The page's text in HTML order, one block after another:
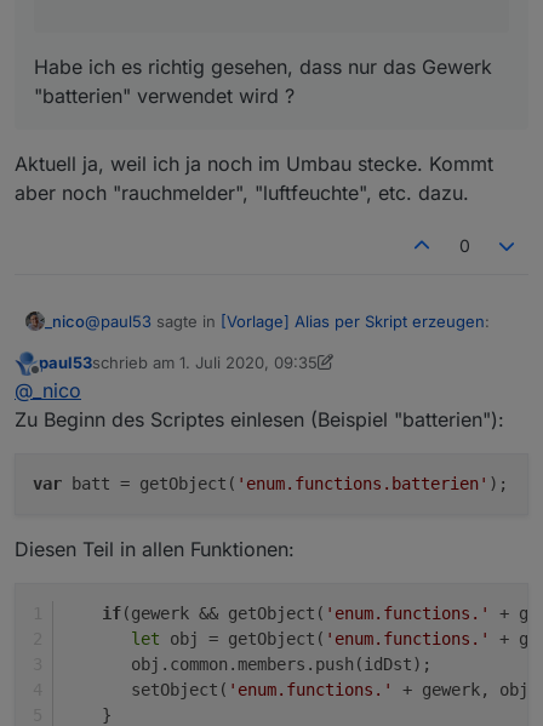
Habe ich es richtig gesehen, dass nur das Gewerk
"batterien" verwendet wird ?
Aktuell ja, weil ich ja noch im Umbau stecke. Kommt
aber noch "rauchmelder", "luftfeuchte", etc. dazu.
0
_nico@paul53 sagte in [Vorlage] Alias per Skript erzeugen:
"batterien" verwendet wird ?
Aktuell ja, weil ich ja noch im Umbau stecke. Kommt aber
Offline
paul53schrieb am 1. Juli 2020, 09:35
zuletzt editiert von paul537. Jan. 2020, 11:36
@ _nico
Zu Beginn des Scriptes einlesen (Beispiel "batterien"):
var batt = getObject( 'enum.functions.batterien'
Diesen Teil in allen Funktionen:
if(gewerk && getObject( 'enum.functions.'
+
let obj = getObject( 'enum.functions.'
+
       obj.common.members.push(idDst);
       setObject(
'enum.functions.'
+ gewerk,
    }